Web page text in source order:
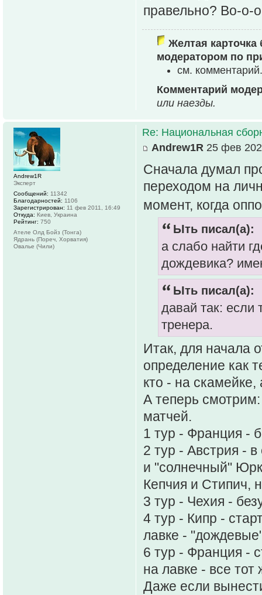
правельно? Во-о-
Желтая карточка
модератором по
см. комментарий.
Комментарий
или наезды.
Re: Национальная
Andrew1R 25 фев
Сначала думал
переходом на
момент, когда
Ыть писал(а):
а слабо найти
дождевика?
Ыть писал(а):
давай так: если
тренера.
Итак, для начала
определение как
кто - на
А теперь
матчей.
1 тур - Франция -
2 тур - Австрия -
и "солнечный"
Кепчия и Стипич,
3 тур - Чехия -
4 тур - Кипр -
лавке -
6 тур - Франция -
на лавке - все
Даже если
Andrew1R
Эксперт
Сообщений: 11342
Благодарностей: 1106
Зарегистрирован: 11 фев 2011, 16:49
Откуда: Киев, Украина
Рейтинг: 750
Ателе Олд Бойз (Тонга)
Ядрань (Пореч, Хорватия)
Овалье (Чили)